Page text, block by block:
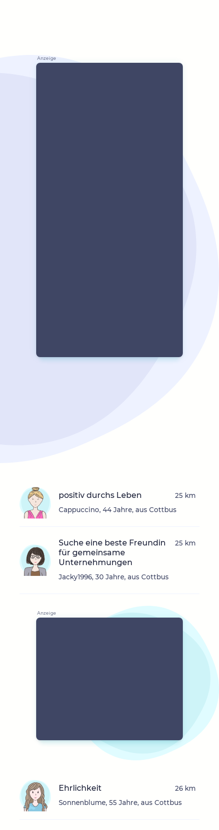
positiv durchs Leben
Cappuccino, 44 Jahre, aus Cottbus
25 km
Suche eine beste Freundin
für gemeinsame
Unternehmungen
Jacky1996, 30 Jahre, aus Cottbus
25 km
Ehrlichkeit
Sonnenblume, 55 Jahre, aus Cottbus
26 km